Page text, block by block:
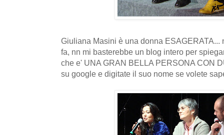
Giuliana Masini è una donna ESAGERATA...
fa, nn mi basterebbe un blog intero per
che e' UNA GRAN BELLA PERSONA CON
su google e digitate il suo nome se volete